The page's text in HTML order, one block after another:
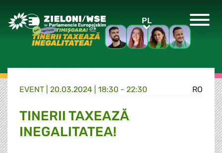
Greens/EFA Home PLPL
RO
EVENT | 20.03.2024 | 18:30 - 22:30
TINERII TAXEAZĂ
INEGALITATEA!